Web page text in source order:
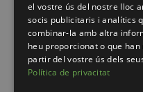
el vostre ús del nostre lloc
socis publicitaris i analítics
combinar-la amb altra
heu proporcionat o que han
partir del vostre ús dels
Política de privacitat